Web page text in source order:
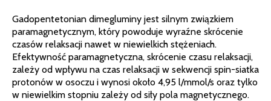
Gadopentetonian dimegluminy jest silnym związkiem
paramagnetycznym, który powoduje wyraźne skrócenie
czasów relaksacji nawet w niewielkich stężeniach.
Efektywność paramagnetyczna, skrócenie czasu relaksacji,
zależy od wpływu na czas relaksacji w sekwencji spin-siatka
protonów w osoczu i wynosi około 4,95 l/mmol/s oraz tylko
w niewielkim stopniu zależy od siły pola magnetycznego.